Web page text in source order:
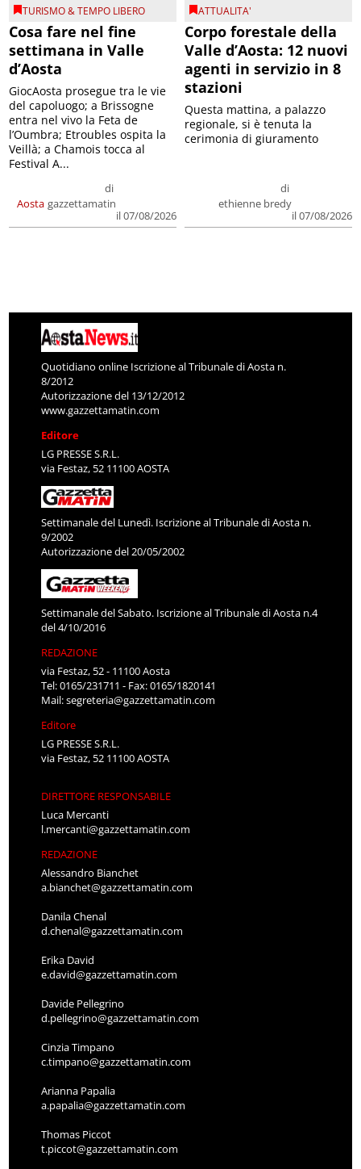
TURISMO & TEMPO LIBERO
Cosa fare nel fine
settimana in Valle
d’Aosta
Aosta
di
gazzettamatin
il 07/08/2026
GiocAosta prosegue tra le vie
del capoluogo; a Brissogne
entra nel vivo la Feta de
l’Oumbra; Etroubles ospita la
Veillà; a Chamois tocca al
Festival A...
ATTUALITA'
Corpo forestale della
Valle d’Aosta: 12 nuovi
agenti in servizio in 8
stazioni
di
ethienne bredy
il 07/08/2026
Questa mattina, a palazzo
regionale, si è tenuta la
cerimonia di giuramento
Quotidiano online Iscrizione al Tribunale di Aosta n.
8/2012
Autorizzazione del 13/12/2012
www.gazzettamatin.com
Editore
LG PRESSE S.R.L.
via Festaz, 52 11100 AOSTA
Settimanale del Lunedì. Iscrizione al Tribunale di Aosta n.
9/2002
Autorizzazione del 20/05/2002
Settimanale del Sabato. Iscrizione al Tribunale di Aosta n.4
del 4/10/2016
REDAZIONE
via Festaz, 52 - 11100 Aosta
Tel: 0165/231711 - Fax: 0165/1820141
Mail:segreteria@gazzettamatin.com
Editore
LG PRESSE S.R.L.
via Festaz, 52 11100 AOSTA
DIRETTORE RESPONSABILE
Luca Mercanti
l.mercanti@gazzettamatin.com
REDAZIONE
Alessandro Bianchet
a.bianchet@gazzettamatin.com
Danila Chenal
d.chenal@gazzettamatin.com
Erika David
e.david@gazzettamatin.com
Davide Pellegrino
d.pellegrino@gazzettamatin.com
Cinzia Timpano
c.timpano@gazzettamatin.com
Arianna Papalia
a.papalia@gazzettamatin.com
Thomas Piccot
t.piccot@gazzettamatin.com